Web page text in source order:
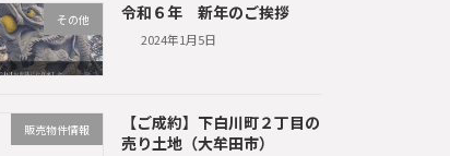
その他 令和６年 新年のご挨拶
2024年1月5日
販売物件情報
【ご成約】下白川町２丁目の
売り土地（大牟田市）